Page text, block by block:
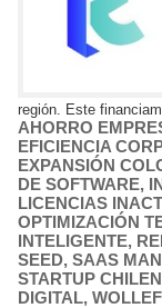
región. Este
AHORRO
EFICIENCIA
EXPANSIÓN
DE SOFTWARE,
LICENCIAS
OPTIMIZACIÓN
INTELIGENTE,
SEED, SAAS
STARTUP
DIGITAL, WOLLEF